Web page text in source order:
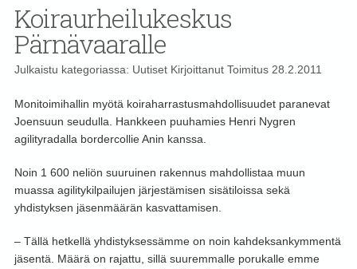
Koiraurheilukeskus
Pärnävaaralle
Julkaistu kategoriassa: UutisetKirjoittanut Toimitus28.2.2011
Monitoimihallin myötä koiraharrastusmahdollisuudet paranevat
Joensuun seudulla. Hankkeen puuhamies Henri Nygren
agilityradalla bordercollie Anin kanssa.
Noin 1 600 neliön suuruinen rakennus mahdollistaa muun
muassa agilitykilpailujen järjestämisen sisätiloissa sekä
yhdistyksen jäsenmäärän kasvattamisen.
– Tällä hetkellä yhdistyksessämme on noin kahdeksankymmentä
jäsentä. Määrä on rajattu, sillä suuremmalle porukalle emme